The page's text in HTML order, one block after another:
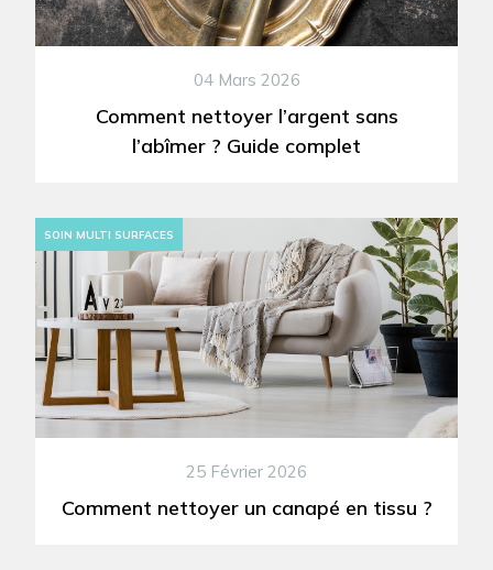
04 Mars 2026
Comment nettoyer l’argent sans
l’abîmer ? Guide complet
SOIN MULTI SURFACES
25 Février 2026
Comment nettoyer un canapé en tissu ?